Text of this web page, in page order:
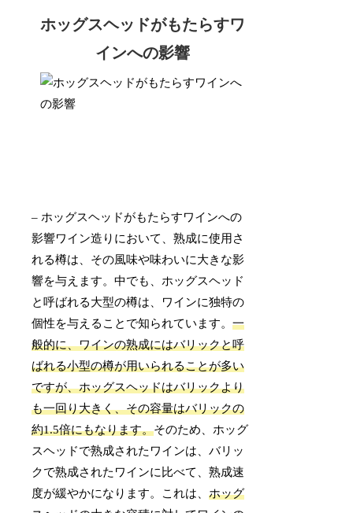
ホッグスヘッドがもたらすワ
インへの影響
– ホッグスヘッドがもたらすワインへの
影響ワイン造りにおいて、熟成に使用さ
れる樽は、その風味や味わいに大きな影
響を与えます。中でも、ホッグスヘッド
と呼ばれる大型の樽は、ワインに独特の
個性を与えることで知られています。一
般的に、ワインの熟成にはバリックと呼
ばれる小型の樽が用いられることが多い
ですが、ホッグスヘッドはバリックより
も一回り大きく、その容量はバリックの
約1.5倍にもなります。そのため、ホッグ
スヘッドで熟成されたワインは、バリッ
クで熟成されたワインに比べて、熟成速
度が緩やかになります。これは、ホッグ